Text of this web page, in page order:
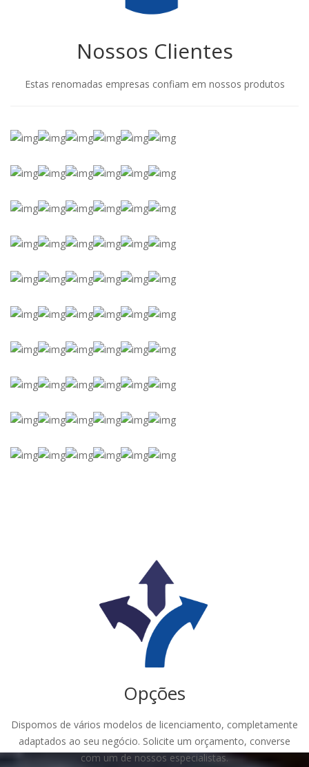
Nossos Clientes
Estas renomadas empresas confiam em nossos produtos
Opções
Dispomos de vários modelos de licenciamento, completamente
adaptados ao seu negócio. Solicite um orçamento, converse
com um de nossos especialistas.